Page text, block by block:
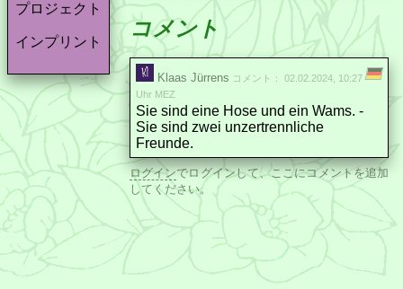
プロジェクト
インプリント
コメント
Klaas Jürrens コメント： 02.02.2024, 10:27
Uhr MEZ
Sie sind eine Hose und ein Wams. -
Sie sind zwei unzertrennliche
Freunde.
ログインでログインして、ここにコメントを追加
してください。